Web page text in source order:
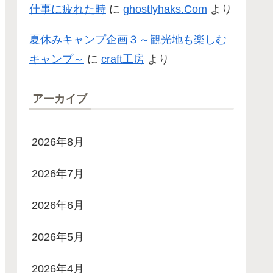
仕事に疲れた時 に ghostlyhaks.Com より
夏休みキャンプ企画３～観光地も楽しむ
キャンプ～ に craft工房 より
アーカイブ
2026年8月
2026年7月
2026年6月
2026年5月
2026年4月